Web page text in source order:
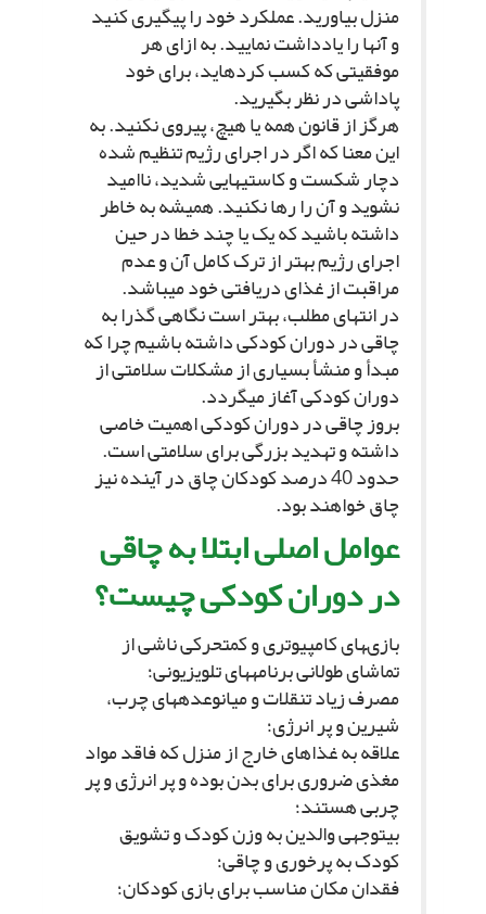
منزل بیاورید. عملکرد خود را پیگیرى کنید
و آنها را یادداشت نمایید. به ازاى هر
موفقیتى که کسب کرده‏اید، براى خود
پاداشى در نظر بگیرید.
هرگز از قانون همه یا هیچ، پیروى نکنید. به
این معنا که اگر در اجراى رژیم تنظیم شده
دچار شکست و کاستى‏هایى شدید، ناامید
نشوید و آن را رها نکنید. همیشه به خاطر
داشته باشید که یک یا چند خطا در حین
اجراى رژیم بهتر از ترک کامل آن و عدم
مراقبت از غذاى دریافتى خود مى‏باشد.
در انتهاى مطلب، بهتر است نگاهى گذرا به
چاقى در دوران کودکى داشته باشیم چرا که
مبدأ و منشأ بسیارى از مشکلات سلامتى از
دوران کودکى آغاز مى‏گردد.
بروز چاقى در دوران کودکى اهمیت خاصى
داشته و تهدید بزرگى براى سلامتى است.
حدود 40 درصد کودکان چاق در آینده نیز
چاق خواهند بود.
عوامل اصلى ابتلا به چاقى
در دوران کودکى چیست؟
بازى‏هاى کامپیوترى و کم‏تحرکى ناشى از
تماشاى طولانى برنامه‏هاى تلویزیونى؛
مصرف زیاد تنقلات و میان‏وعده‏هاى چرب،
شیرین و پر انرژى؛
علاقه به غذاهاى خارج از منزل که فاقد مواد
مغذى ضرورى براى بدن بوده و پر انرژى و پر
چربى هستند؛
بى‏توجهى والدین به وزن کودک و تشویق
کودک به پرخورى و چاقى؛
فقدان مکان مناسب براى بازى کودکان؛